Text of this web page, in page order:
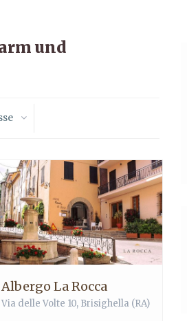
und
Albergo La Rocca
Via delle Volte 10, Brisighella (RA)